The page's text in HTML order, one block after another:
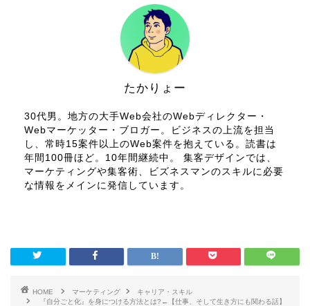
たかりょー
30代男。地方の大手Web会社のWebディレクター・
Webマーケッター・ブロガー。ビジネスの上流を担当
し、常時15案件以上のWeb案件を抱えている。読書は
年間100冊ほど。10年間継続中。 集客デザインでは、
マーケティングや集客術、ビズネスマンのスキルに必要
な情報をメインに発信しています。
HOME マーケティング
キャリア・スキル
『自分ごと化』を身につける方法とは?←【仕事、そして生き方にも関わる話】